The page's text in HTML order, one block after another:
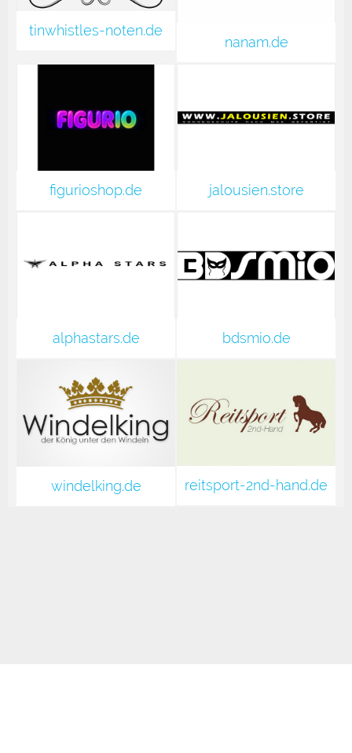
tinwhistles-noten.de
nanam.de
figurioshop.de jalousien.store
alphastars.de bdsmio.de
windelking.de reitsport-2nd-hand.de